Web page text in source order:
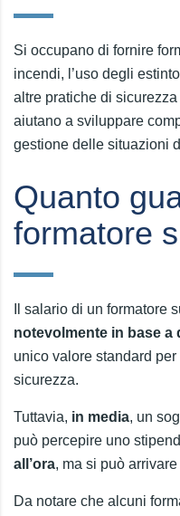
Si occupano di fornire
incendi, l’uso degli
altre pratiche di
aiutano a sviluppare
gestione delle situazioni
Quanto
formatore
Il salario di un formatore
notevolmente in base a
unico valore standard
sicurezza.
Tuttavia, in media, un
può percepire uno
all’ora, ma si può
Da notare che alcuni